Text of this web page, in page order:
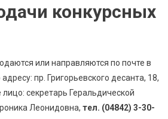
конкурсных
или направляются по почте в
пр. Григорьевского десанта, 18,
секретарь Геральдической
Леонидовна, тел. (04842) 3-30-